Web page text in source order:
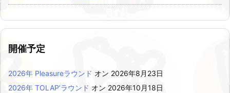
開催予定
2026年 Pleasureラウンド オン 2026年8月23日
2026年 TOLAP’ラウンド オン 2026年10月18日